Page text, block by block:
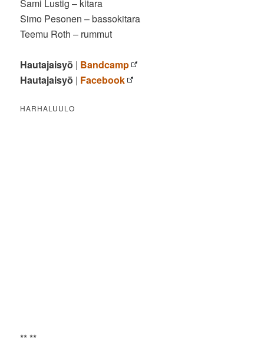
Sami Lustig – kitara
Simo Pesonen – bassokitara
Teemu Roth – rummut
Hautajaisyö | Bandcamp
Hautajaisyö | Facebook
HARHALUULO
** **